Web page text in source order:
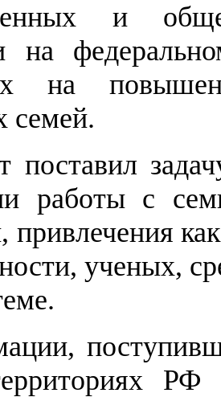
и
на
на
семей.
поставил
работы с
привлечения
ученых,
РФ